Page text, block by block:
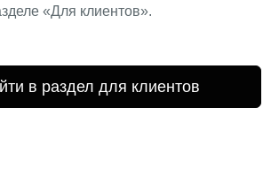
«Для клиентов».
в раздел для клиентов